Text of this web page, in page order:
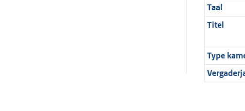
Taal
Titel
Type